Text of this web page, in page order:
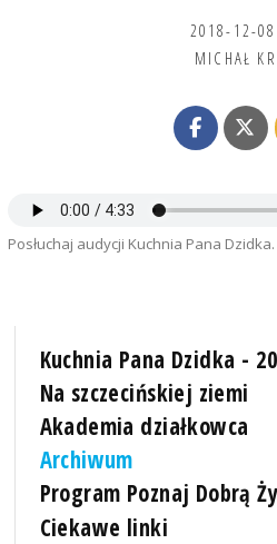
2018-12-08
MICHAŁ
Posłuchaj audycji Kuchnia Pana Dzidka.
Kuchnia Pana Dzidka -
Na szczecińskiej ziemi
Akademia działkowca
Archiwum
Program Poznaj Dobrą
Ciekawe linki